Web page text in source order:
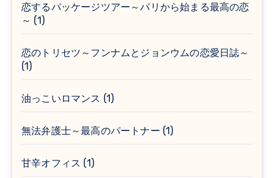
恋するパッケージツアー～パリから始まる最高の恋
～ (1)
恋のトリセツ～フンナムとジョンウムの恋愛日誌～
(1)
油っこいロマンス (1)
無法弁護士～最高のパートナー (1)
甘辛オフィス (1)